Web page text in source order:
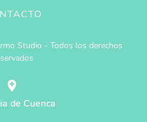
Studio - Todos los derechos
de Cuenca